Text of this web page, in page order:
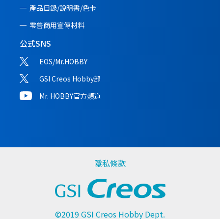
產品目錄/說明書/色卡
零售商用宣傳材料
公式SNS
EOS/Mr.HOBBY
GSI Creos Hobby部
Mr. HOBBY官方頻道
隱私條款
©2019 GSI Creos Hobby Dept.